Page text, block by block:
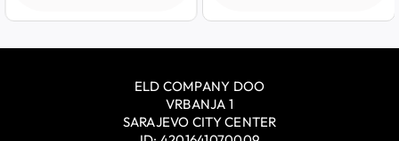
ELD COMPANY DOO
VRBANJA 1
SARAJEVO CITY CENTER